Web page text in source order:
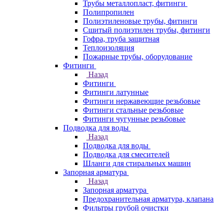
Трубы металлопласт, фитинги
Полипропилен
Полиэтиленовые трубы, фитинги
Сшитый полиэтилен трубы, фитинги
Гофра, труба защитная
Теплоизоляция
Пожарные трубы, оборудование
Фитинги
Назад
Фитинги
Фитинги латунные
Фитинги нержавеющие резьбовые
Фитинги стальные резьбовые
Фитинги чугунные резьбовые
Подводка для воды
Назад
Подводка для воды
Подводка для смесителей
Шланги для стиральных машин
Запорная арматура
Назад
Запорная арматура
Предохранительная арматура, клапана
Фильтры грубой очистки